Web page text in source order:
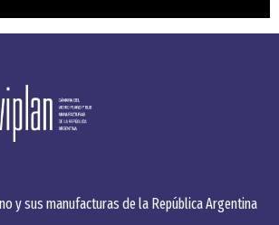
y sus manufacturas de la República Argentina